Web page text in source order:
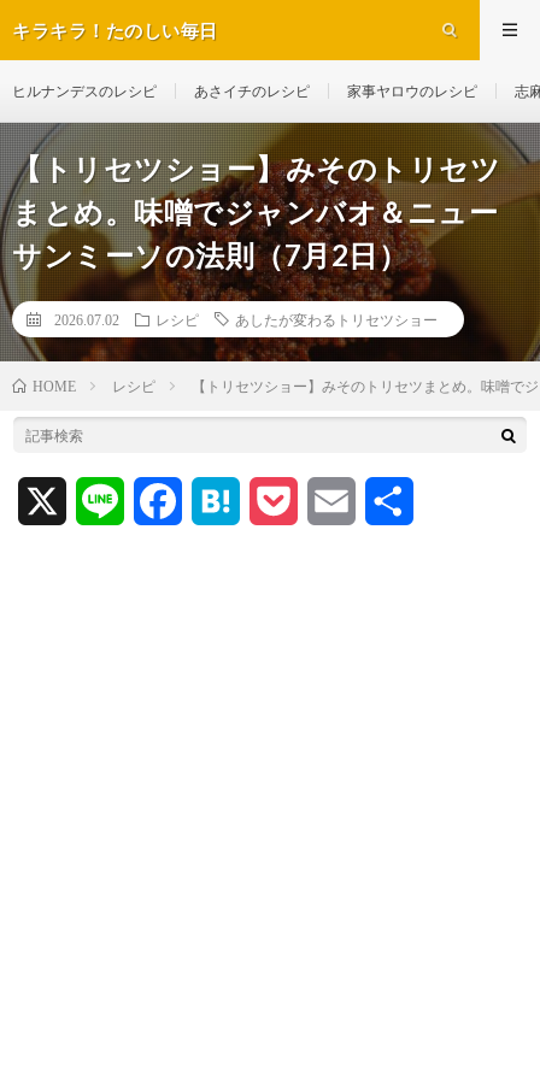
キラキラ！たのしい毎日
ヒルナンデスのレシピ あさイチのレシピ 家事ヤロウのレシピ 志
【トリセツショー】みそのトリセツ
まとめ。味噌でジャンバオ＆ニュー
サンミーソの法則（7月2日）
2026.07.02 レシピ あしたが変わるトリセツショー
HOME レシピ 【トリセツショー】みそのトリセツまとめ。味噌で